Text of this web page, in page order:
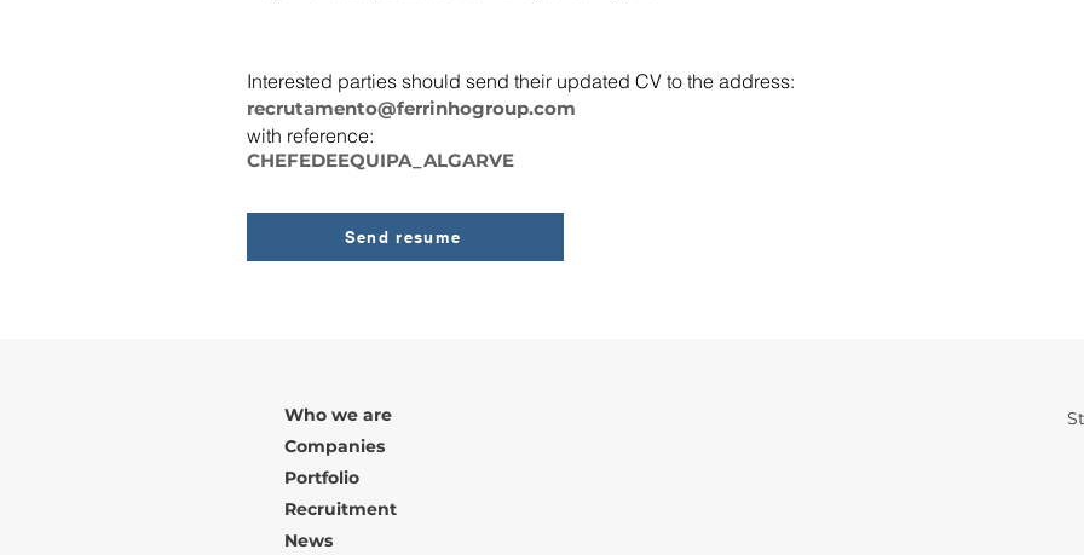
Interested parties should send their updated CV to the address:
recrutamento@ferrinhogroup.com
​with reference:
CHEFEDEEQUIPA_ALGARVE
Send resume
Who we are
Companies
Portfolio
Recruitment
News